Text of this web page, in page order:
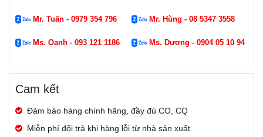
Mr. Tuấn - 0979 354 796 Mr. Hùng - 08 5347 3558
Ms. Oanh - 093 121 1186 Ms. Dương - 0904 05 10 94
Cam kết
Đảm bảo hàng chính hãng, đầy đủ CO, CQ
Miễn phí đổi trả khi hàng lỗi từ nhà sản xuất